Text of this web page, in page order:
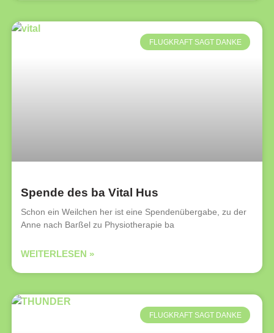
FLUGKRAFT SAGT DANKE
Spende des ba Vital Hus
Schon ein Weilchen her ist eine Spendenübergabe, zu der
Anne nach Barßel zu Physiotherapie ba
WEITERLESEN »
FLUGKRAFT SAGT DANKE